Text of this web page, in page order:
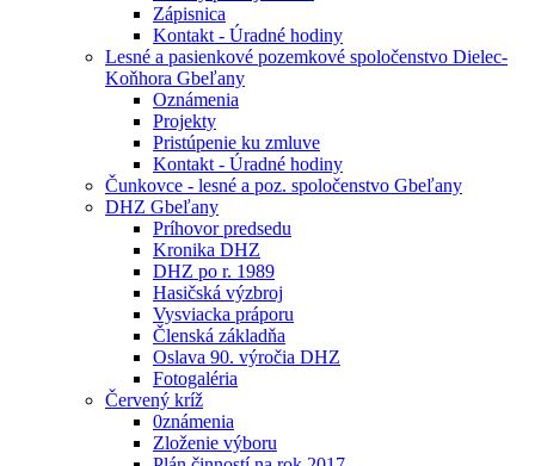
Zápisnica
Kontakt - Úradné hodiny
Lesné a pasienkové pozemkové spoločenstvo Dielec-
Koňhora Gbeľany
Oznámenia
Projekty
Pristúpenie ku zmluve
Kontakt - Úradné hodiny
Čunkovce - lesné a poz. spoločenstvo Gbeľany
DHZ Gbeľany
Príhovor predsedu
Kronika DHZ
DHZ po r. 1989
Hasičská výzbroj
Vysviacka práporu
Členská základňa
Oslava 90. výročia DHZ
Fotogaléria
Červený kríž
0známenia
Zloženie výboru